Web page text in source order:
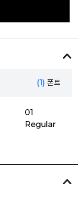
(1) 폰트
01
Regular